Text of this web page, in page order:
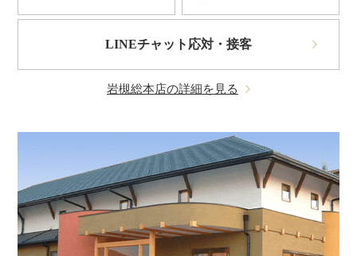
LINEチャット応対・接客
岩槻総本店の詳細を見る